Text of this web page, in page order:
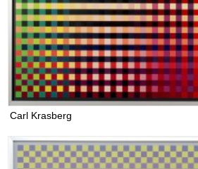
Carl Krasberg